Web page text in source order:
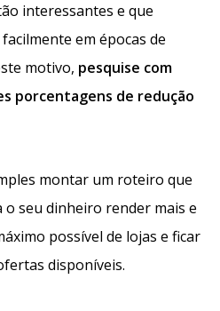
interessantes e que
em épocas de
motivo, pesquise com
porcentagens de redução
montar um roteiro que
o seu dinheiro render mais e
possível de lojas e ficar
disponíveis.